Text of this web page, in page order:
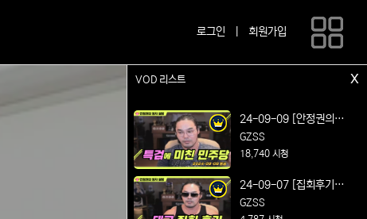
로그인 회원가입
VOD 리스트 x
24-09-09 [안정권의 썰
방] 연설왕의 매운맛 정
치 시사 및 노가리 방송
당
GZSS
18,740 시청
24-09-07 [집회후기방
송] 박정희 대통령 동상
GZSS